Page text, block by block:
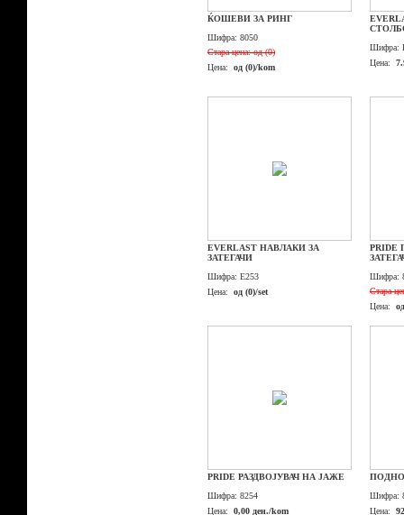
ЌОШЕВИ ЗА РИНГ
Шифра: 8050
Стара цена: од (0)
Цена:
од (0)/kom
Шифра:
Цена:
EVERLAST НАВЛАКИ ЗА
ЗАТЕГАЧИ
Шифра: E253
Цена:
од (0)/set
PRIDE
Шифра:
Стара
Цена:
PRIDE РАЗДВОЈУВАЧ НА ЈАЖЕ
Шифра: 8254
Цена:
0,00 ден./kom
ПОДНО
Шифра:
Цена: